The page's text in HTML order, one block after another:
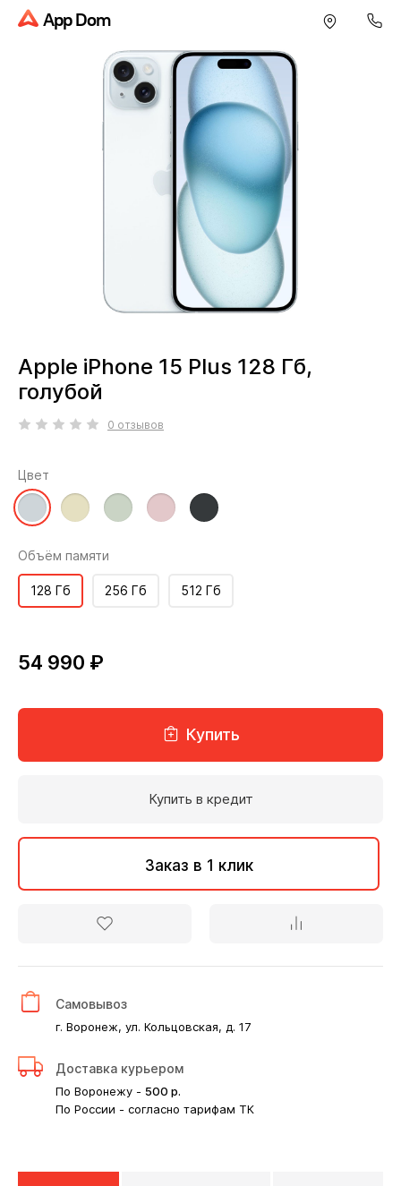
App Dom
Apple iPhone 15 Plus 128 Гб,
голубой
0 отзывов
Цвет
Объём памяти
128 Гб 256 Гб 512 Гб
54 990 ₽
Купить
Купить в кредит
Заказ в 1 клик
Самовывоз
г. Воронеж, ул. Кольцовская, д. 17
Доставка курьером
По Воронежу - 500 р.
По России - согласно тарифам ТК